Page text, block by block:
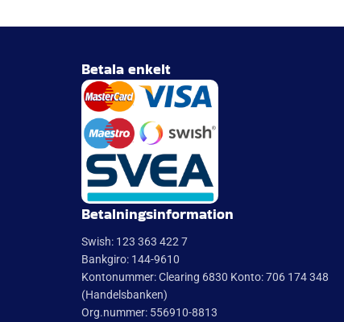
Betala enkelt
Betalningsinformation
Swish: 123 363 422 7
Bankgiro: 144-9610
Kontonummer: Clearing 6830 Konto: 706 174 348
(Handelsbanken)
Org.nummer: 556910-8813